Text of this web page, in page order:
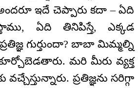
ఇదే చెప్పారు కదా – ఏది
ఏది తినిపిస్తే, ఎక్కడ
గుర్తుందా? బాబా మిమ్మల్ని
మరి మీరు వ్యక్త
ప్రతిజ్ఞను సరిగ్గా